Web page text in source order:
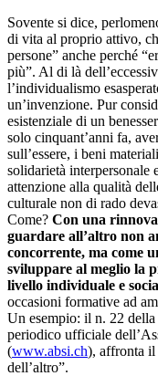
Sovente si dice,
di vita al proprio attivo,
persone” anche perché
più”. Al di là
l’individualismo
un’invenzione. Pur
esistenziale di un
solo cinquant’anni fa,
sull’essere, i beni
solidarietà interpersonale
attenzione alla qualità
culturale non di rado
Come? Con una
guardare all’altro non
concorrente, ma come
sviluppare al meglio la
livello individuale e
occasioni formative ad
Un esempio: il n. 22
periodico ufficiale
(www.absi.ch), affronta il
dell’altro”.